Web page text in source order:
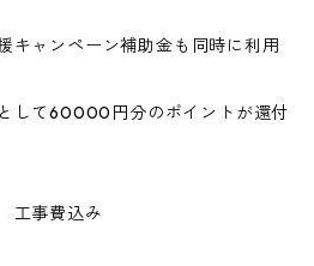
キャンペーン補助金も同時に利用
して60000円分のポイントが還付
事費込み